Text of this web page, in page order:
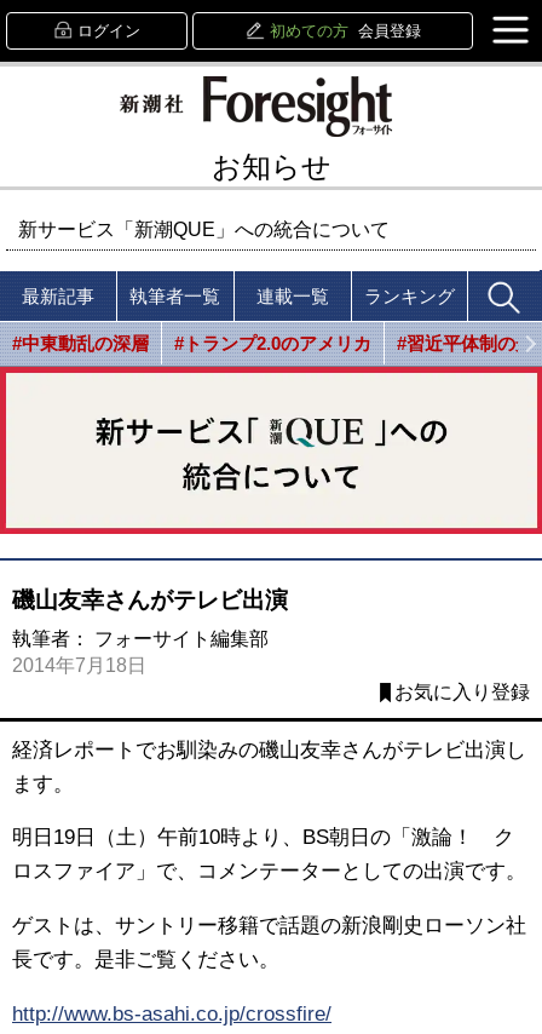
ログイン 初めての方 会員登録
お知らせ
新サービス「新潮QUE」への統合について
最新記事 執筆者一覧 連載一覧 ランキング
#中東動乱の深層 #トランプ2.0のアメリカ #習近平体制の光
磯山友幸さんがテレビ出演
執筆者： フォーサイト編集部
2014年7月18日
お気に入り登録
経済レポートでお馴染みの磯山友幸さんがテレビ出演し
ます。
明日19日（土）午前10時より、BS朝日の「激論！ ク
ロスファイア」で、コメンテーターとしての出演です。
ゲストは、サントリー移籍で話題の新浪剛史ローソン社
長です。是非ご覧ください。
http://www.bs-asahi.co.jp/crossfire/